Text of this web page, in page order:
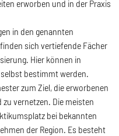
erworben und in der Praxis
in den genannten
sich vertiefende Fächer
Hier können in
bestimmt werden.
zum Ziel, die erworbenen
vernetzen. Die meisten
bei bekannten
der Region. Es besteht